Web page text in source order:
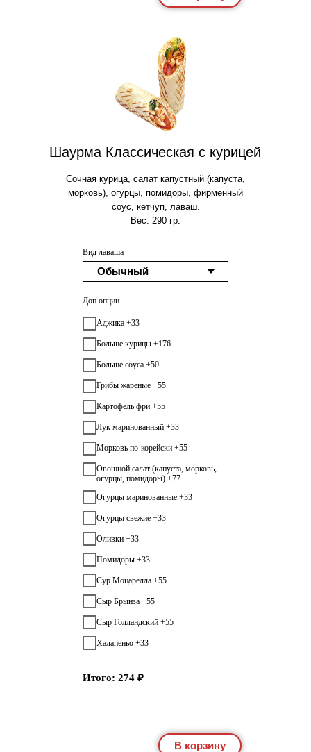
Вид лаваша
Доп опции
Аджика +33
Больше курицы +176
Больше соуса +50
Грибы жареные +55
Картофель фри +55
Лук маринованный +33
Морковь по-корейски +55
Овощной салат (капуста, морковь,
огурцы, помидоры) +77
Огурцы маринованные +33
Огурцы свежие +33
Оливки +33
Помидоры +33
Сур Моцарелла +55
Сыр Брынза +55
Сыр Голландский +55
Халапеньо +33
Итого: 274 ₽
В корзину
Сочная курица, салат капустный (капуста,
морковь), огурцы, помидоры, фирменный
соус, кетчуп, лаваш.
Вес: 290 гр.
Шаурма Классическая с курицей